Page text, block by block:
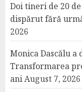
Doi tineri de 20
dispărut fără
2026
Monica Dascălu a
Transformarea
aniAugust 7, 2026